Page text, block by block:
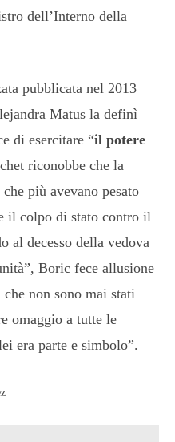
dell’Interno della
pubblicata nel 2013
Matus la definì
di esercitare “il potere
riconobbe che la
più avevano pesato
il colpo di stato contro il
al decesso della vedova
Boric fece allusione
non sono mai stati
omaggio a tutte le
era parte e simbolo”.